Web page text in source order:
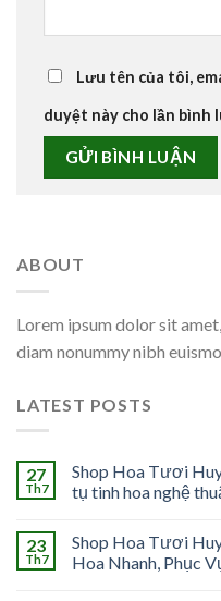
Lưu tên của tôi,
duyệt này cho lần bình
ABOUT
Lorem ipsum dolor sit
diam nonummy nibh
LATEST POSTS
27
Th7
Shop Hoa Tươi
tụ tinh hoa nghệ
23
Th7
Shop Hoa Tươi
Hoa Nhanh, Phục